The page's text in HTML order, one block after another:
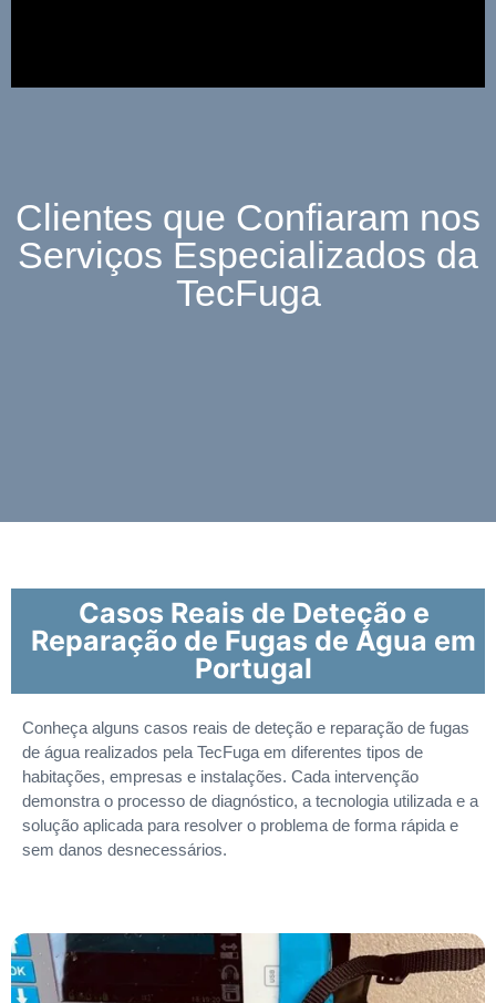
Clientes que Confiaram nos
Serviços Especializados da
TecFuga
Casos Reais de Deteção e
Reparação de Fugas de Água em
Portugal
Conheça alguns casos reais de deteção e reparação de fugas
de água realizados pela TecFuga em diferentes tipos de
habitações, empresas e instalações. Cada intervenção
demonstra o processo de diagnóstico, a tecnologia utilizada e a
solução aplicada para resolver o problema de forma rápida e
sem danos desnecessários.